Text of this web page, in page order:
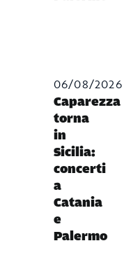
06/08/2026
Caparezza
torna
in
Sicilia:
concerti
a
Catania
e
Palermo